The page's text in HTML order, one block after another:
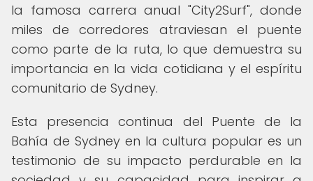
la famosa carrera anual "City2Surf", donde
miles de corredores atraviesan el puente
como parte de la ruta, lo que demuestra su
importancia en la vida cotidiana y el espíritu
comunitario de Sydney.
Esta presencia continua del Puente de la
Bahía de Sydney en la cultura popular es un
testimonio de su impacto perdurable en la